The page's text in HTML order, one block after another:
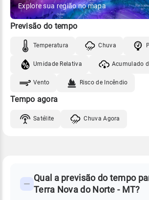
Explore sua região no mapa
Previsão do tempo
Temperatura Chuva
Umidade Relativa Acumulado
Vento Risco de Incêndio
Tempo agora
Satélite Chuva Agora
TEMPO
Perguntas
Qual a previsão do tempo
Terra Nova do Norte - MT?